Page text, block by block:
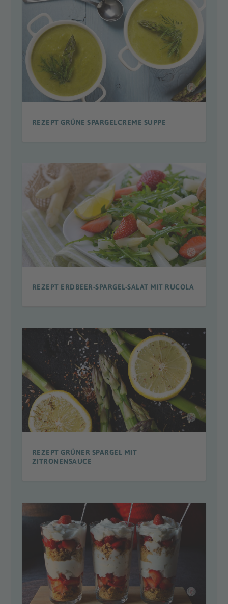
REZEPT GRÜNE SPARGELCREME SUPPE
REZEPT ERDBEER-SPARGEL-SALAT MIT RUCOLA
REZEPT GRÜNER SPARGEL MIT
ZITRONENSAUCE